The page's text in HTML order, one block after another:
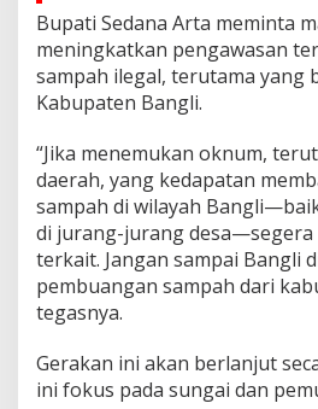
Bupati Sedana Arta meminta
meningkatkan pengawasan
sampah ilegal, terutama yang
Kabupaten Bangli.
“Jika menemukan oknum,
daerah, yang kedapatan
sampah di wilayah
di jurang-jurang desa—segera
terkait. Jangan sampai Bangli
pembuangan sampah dari
tegasnya.
Gerakan ini akan berlanjut
ini fokus pada sungai dan